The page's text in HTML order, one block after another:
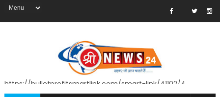
https://bulletprofitsmartlink.com/smart-link/41102/4